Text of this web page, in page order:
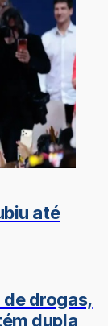
até
drogas,
dupla